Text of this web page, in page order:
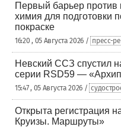
Первый барьер против
химия для подготовки
покраске
16:20 , 05 Августа 2026 / пресс-
Невский ССЗ спустил
серии RSD59 —
15:47 , 05 Августа 2026 /
Открыта регистрация
Круизы. Маршруты»